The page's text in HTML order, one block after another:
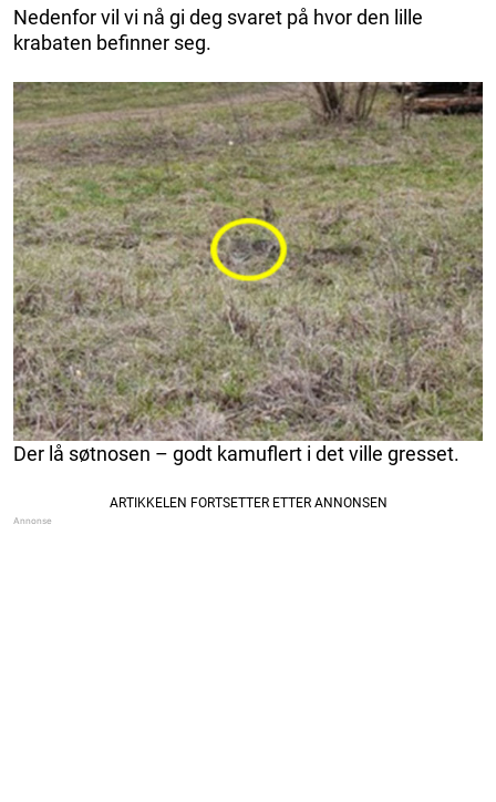
Nedenfor vil vi nå gi deg svaret på hvor den lille
krabaten befinner seg.
Der lå søtnosen – godt kamuflert i det ville gresset.